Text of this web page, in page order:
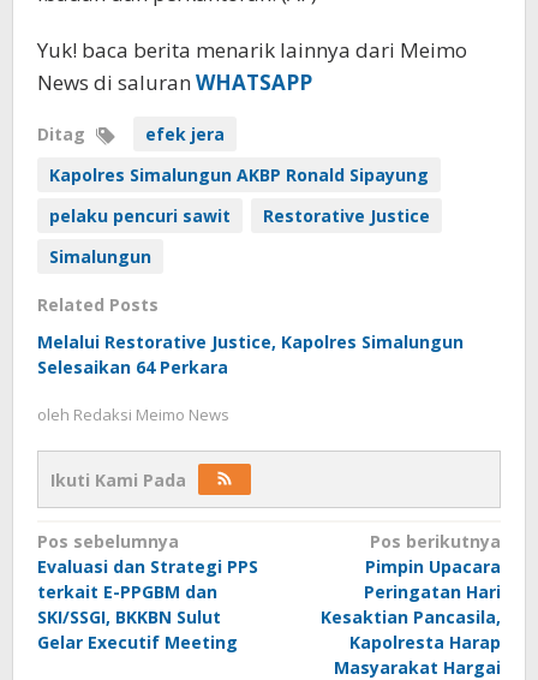
Yuk! baca berita menarik lainnya dari Meimo
News di saluran WHATSAPP
Ditag
efek jera
Kapolres Simalungun AKBP Ronald Sipayung
pelaku pencuri sawit
Restorative Justice
Simalungun
Related Posts
Melalui Restorative Justice, Kapolres Simalungun
Selesaikan 64 Perkara
oleh Redaksi Meimo News
Ikuti Kami Pada
Navigasi
pos
Pos sebelumnya
Evaluasi dan Strategi PPS
terkait E-PPGBM dan
SKI/SSGI, BKKBN Sulut
Gelar Executif Meeting
Pos berikutnya
Pimpin Upacara
Peringatan Hari
Kesaktian Pancasila,
Kapolresta Harap
Masyarakat Hargai